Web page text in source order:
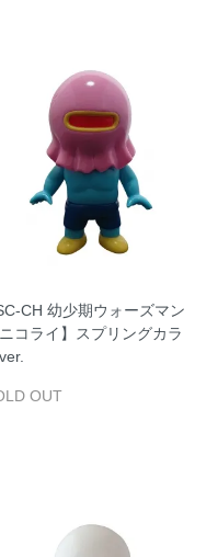
幼少期ウォーズマン
ニコライ】スプリングカラ
OUT